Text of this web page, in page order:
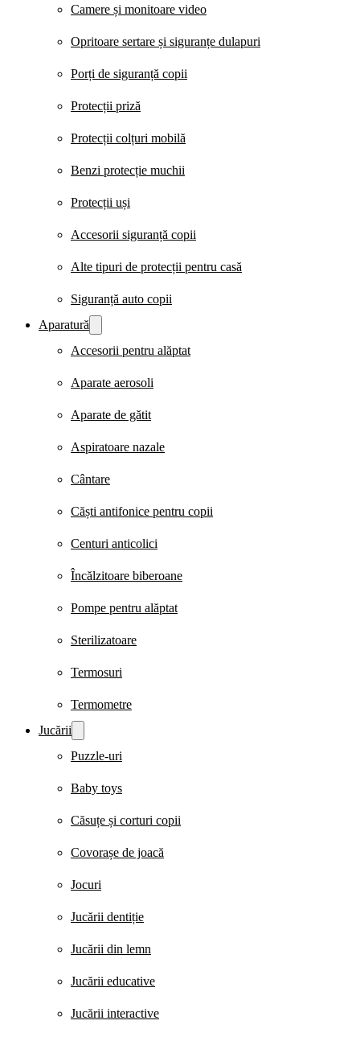
Camere și monitoare video
Opritoare sertare și siguranțe dulapuri
Porți de siguranță copii
Protecții priză
Protecții colțuri mobilă
Benzi protecție muchii
Protecții uși
Accesorii siguranță copii
Alte tipuri de protecții pentru casă
Siguranță auto copii
Aparatură
Accesorii pentru alăptat
Aparate aerosoli
Aparate de gătit
Aspiratoare nazale
Cântare
Căști antifonice pentru copii
Centuri anticolici
Încălzitoare biberoane
Pompe pentru alăptat
Sterilizatoare
Termosuri
Termometre
Jucării
Puzzle-uri
Baby toys
Căsuțe și corturi copii
Covorașe de joacă
Jocuri
Jucării dentiție
Jucării din lemn
Jucării educative
Jucării interactive